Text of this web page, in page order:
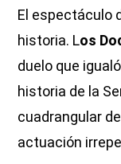
El espectáculo
historia. Los
duelo que
historia de la
cuadrangular
actuación